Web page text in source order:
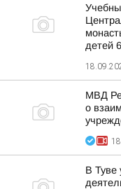
детей
МВД
о
В Туве